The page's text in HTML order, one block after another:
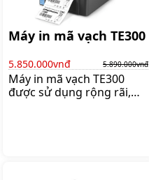
Máy in mã vạch TE300
5.850.000vnđ 5.890.000vnđ
Máy in mã vạch TE300
được sử dụng rộng rãi,